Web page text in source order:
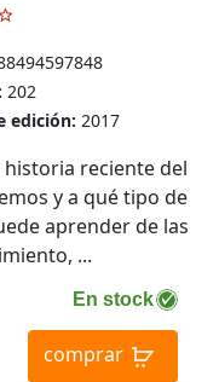
202
edición: 2017
En stock
comprar
reciente del
y a qué tipo de
aprender de las
...